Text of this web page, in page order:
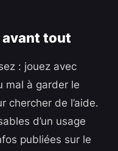
avant tout
: jouez avec
mal à garder le
chercher de l’aide.
d’un usage
publiées sur le